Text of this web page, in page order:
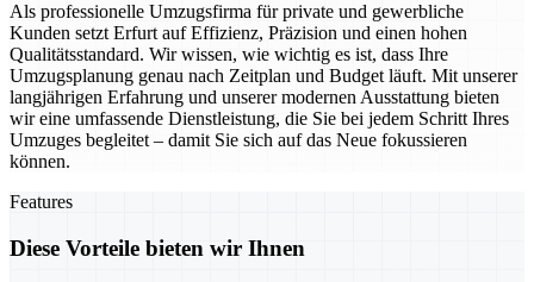
Als professionelle Umzugsfirma für private und gewerbliche
Kunden setzt Erfurt auf Effizienz, Präzision und einen hohen
Qualitätsstandard. Wir wissen, wie wichtig es ist, dass Ihre
Umzugsplanung genau nach Zeitplan und Budget läuft. Mit unserer
langjährigen Erfahrung und unserer modernen Ausstattung bieten
wir eine umfassende Dienstleistung, die Sie bei jedem Schritt Ihres
Umzuges begleitet – damit Sie sich auf das Neue fokussieren
können.
Features
Diese Vorteile bieten wir Ihnen